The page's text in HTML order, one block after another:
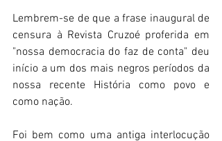
Lembrem-se de que a frase inaugural de
censura à Revista Cruzoé proferida em
"nossa democracia do faz de conta" deu
início a um dos mais negros períodos da
nossa recente História como povo e
como nação.
Foi bem como uma antiga interlocução